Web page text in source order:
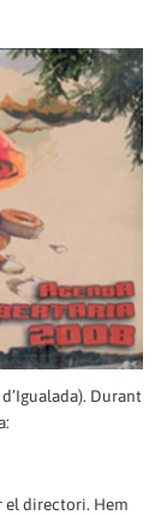
Durant
el directori. Hem